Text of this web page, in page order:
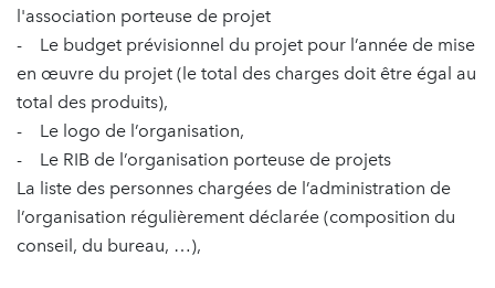
l'association porteuse de projet
- Le budget prévisionnel du projet pour l’année de mise
en œuvre du projet (le total des charges doit être égal au
total des produits),
- Le logo de l’organisation,
- Le RIB de l’organisation porteuse de projets
La liste des personnes chargées de l’administration de
l’organisation régulièrement déclarée (composition du
conseil, du bureau, …),